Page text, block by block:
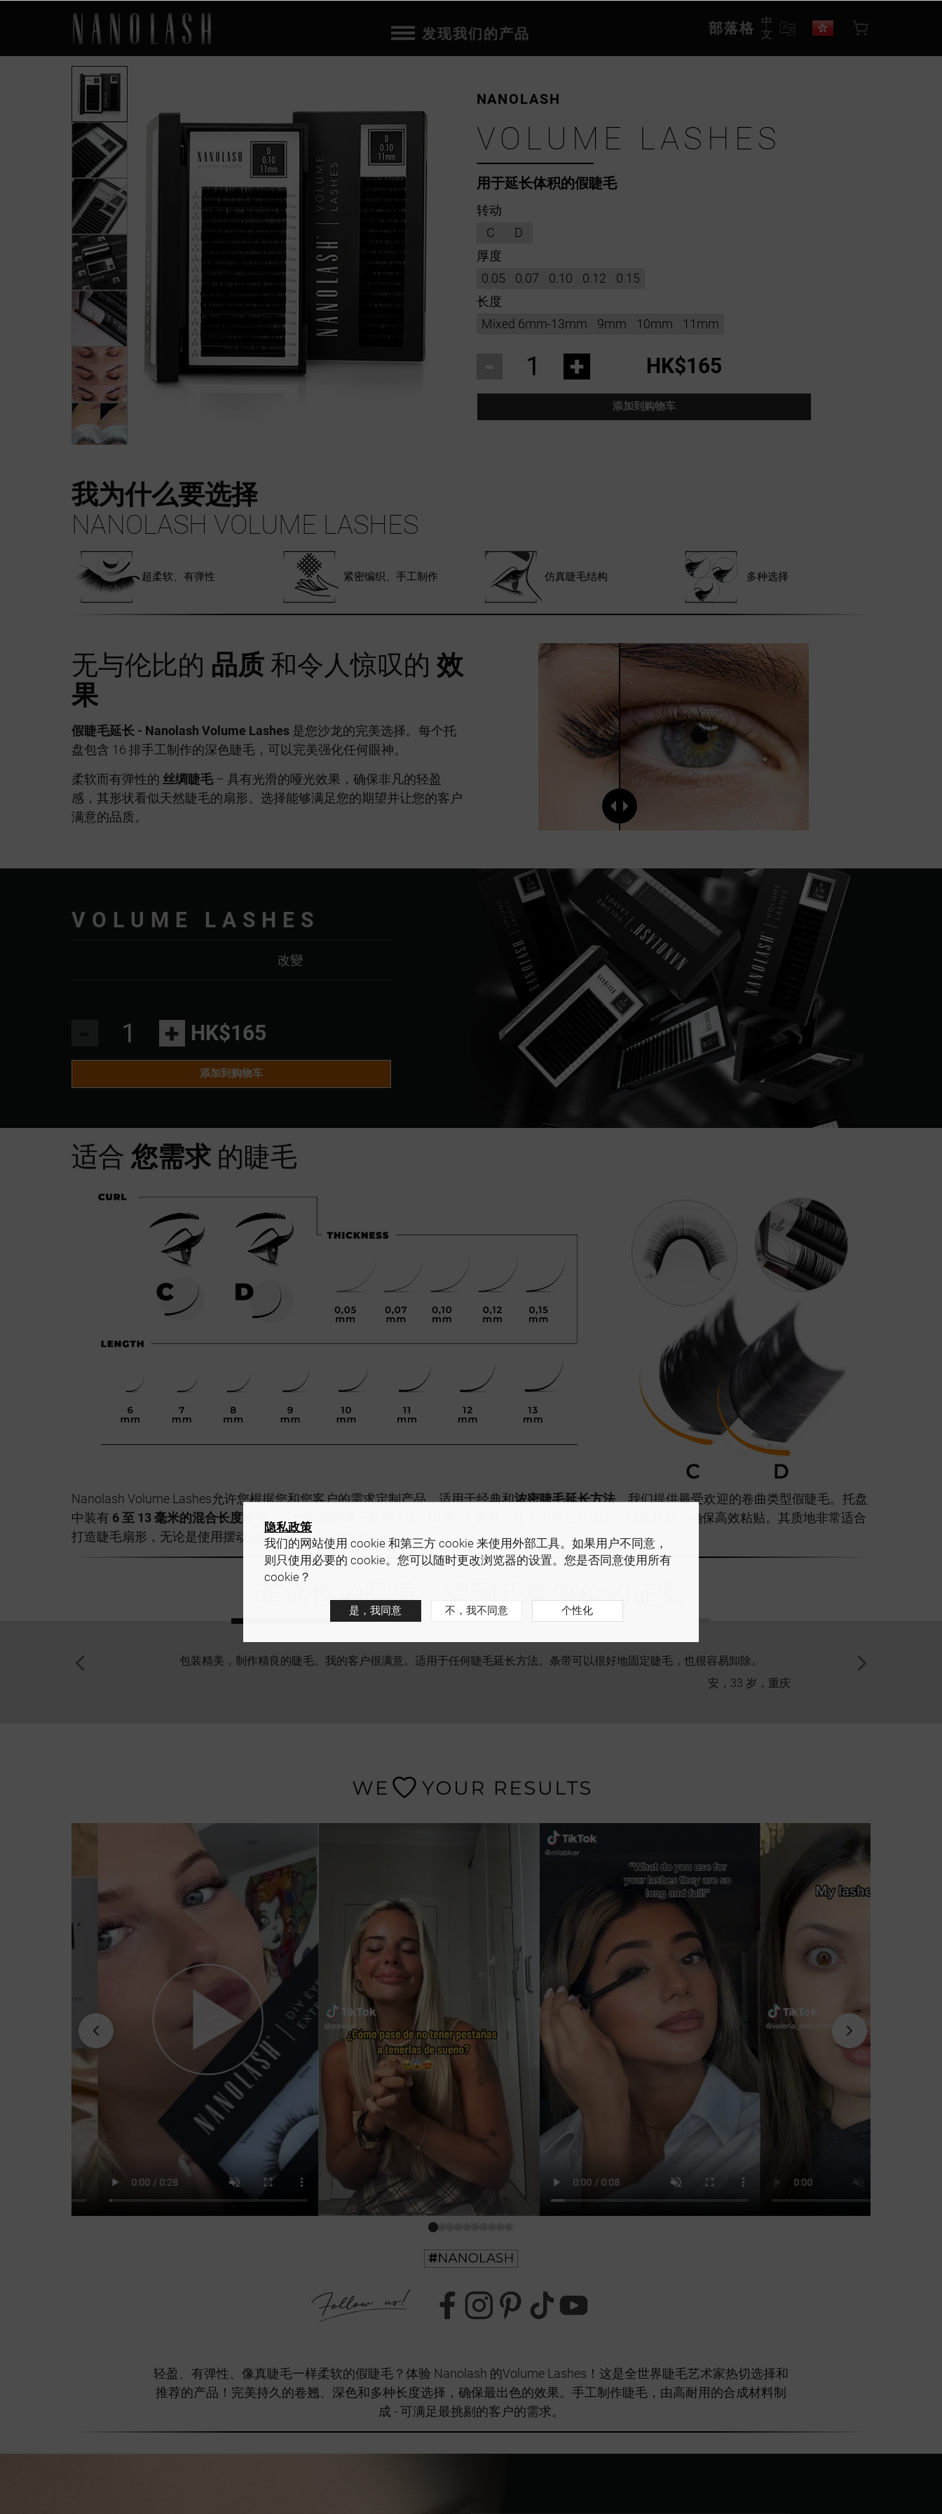
发现我们的产品 部落格
中
文
用于延长体积的假睫毛
NANOLASH
VOLUME LASHES
转动
C
D
厚度
0.05
0.07 0.10 0.12
0.15
长度
Mixed 6mm-13mm
9mm 10mm 11mm
+ HK$165
添加到购物车
我为什么要选择
NANOLASH VOLUME LASHES
超柔软、有弹性 紧密编织、手工制作 仿真睫毛结构 多种选择
无与伦比的 品质 和令人惊叹的 效
果
假睫毛延长 - Nanolash Volume Lashes 是您沙龙的完美选择。每个托
盘包含 16 排手工制作的深色睫毛，可以完美强化任何眼神。
柔软而有弹性的 丝绸睫毛– 具有光滑的哑光效果，确保非凡的轻盈
感，其形状看似天然睫毛的扇形。选择能够满足您的期望并让您的客户
满意的品质。
VOLUME LASHES
改變
+ HK$165
添加到购物车
适合 您需求 的睫毛
Nanolash Volume Lashes允许您根据您和您客户的需求定制产品，适用于经典和浓密睫毛延长方法。我们提供最受欢迎的卷曲类型假睫毛。托盘
中装有 6 至 13 毫米的混合长度睫毛 ，或您选择的
睫毛固定在胶条上，轻松获取，确保高效粘贴。其质地非常适合
打造睫毛扇形，无论是使用摆动还是在条带上滚动的方法。
革命性的品质，得到积极评价的证实
包装精美，制作精良的睫毛。我的客户很满意。适用于任何睫毛延长方法。条带可以很好地固定睫毛，也很容易卸除。
安，33 岁，重庆
轻盈、有弹性、像真睫毛一样柔软的假睫毛？体验 Nanolash 的Volume Lashes！这是全世界睫毛艺术家热切选择和
推荐的产品！完美持久的卷翘、深色和多种长度选择，确保最出色的效果。手工制作睫毛，由高耐用的合成材料制
成 - 可满足最挑剔的客户的需求。
隐私政策
我们的网站使用 cookie 和第三方 cookie 来使用外部工具。如果用户不同意，
则只使用必要的 cookie。您可以随时更改浏览器的设置。您是否同意使用所有
cookie？
是，我同意 不，我不同意 个性化